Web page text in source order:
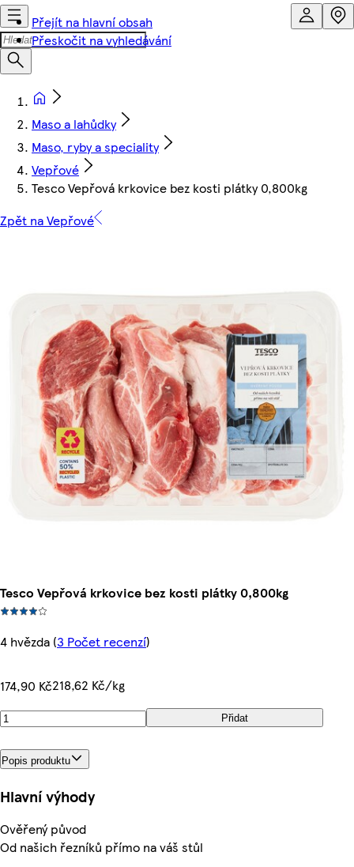
Přejít na hlavní obsah
Přeskočit na vyhledávání
Maso a lahůdky
Maso, ryby a speciality
Vepřové
Tesco Vepřová krkovice bez kosti plátky 0,800kg
Zpět na Vepřové
Tesco Vepřová krkovice bez kosti plátky 0,800kg
4 hvězda (3 Počet recenzí)
174,90 Kč218,62 Kč/kg
Přidat
Popis produktu
Hlavní výhody
Ověřený původ
Od našich řezníků přímo na váš stůl